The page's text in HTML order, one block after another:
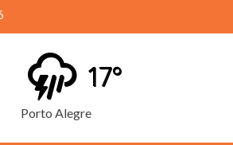
Porto Alegre
17°